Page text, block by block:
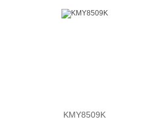
KMY8509K